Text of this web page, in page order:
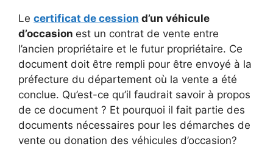
Le certificat de cession d’un véhicule
d’occasion est un contrat de vente entre
l’ancien propriétaire et le futur propriétaire. Ce
document doit être rempli pour être envoyé à la
préfecture du département où la vente a été
conclue. Qu’est-ce qu’il faudrait savoir à propos
de ce document ? Et pourquoi il fait partie des
documents nécessaires pour les démarches de
vente ou donation des véhicules d’occasion?